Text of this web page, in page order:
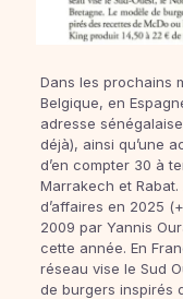
Dans les prochains
Belgique, en
adresse
déjà), ainsi qu’une
d’en compter 30 à
Marrakech et
d’affaires en 2025
2009 par Yannis
cette année. En
réseau vise le Sud
de burgers inspirés